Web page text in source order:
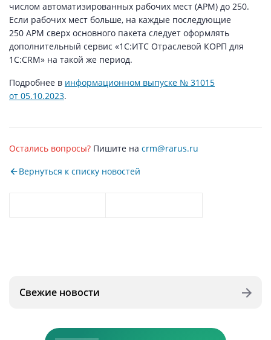
числом автоматизированных рабочих мест (АРМ) до 250.
Если рабочих мест больше, на каждые последующие
250 АРМ сверх основного пакета следует оформлять
дополнительный сервис «1С:ИТС Отраслевой КОРП для
1С:CRM» на такой же период.
Подробнее в информационном выпуске № 31015
от 05.10.2023.
Остались вопросы? Пишите на crm@rarus.ru
Вернуться к списку новостей
Свежие новости